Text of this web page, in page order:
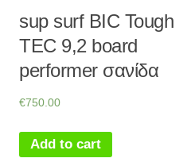
sup surf BIC Tough
TEC 9,2 board
performer σανίδα
€750.00
Add to cart